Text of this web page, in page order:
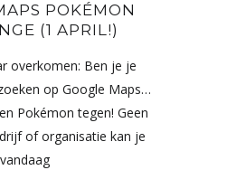
POKÉMON
(1 APRIL!)
overkomen: Ben je je
op Google Maps…
Pokémon tegen! Geen
of organisatie kan je
vandaag